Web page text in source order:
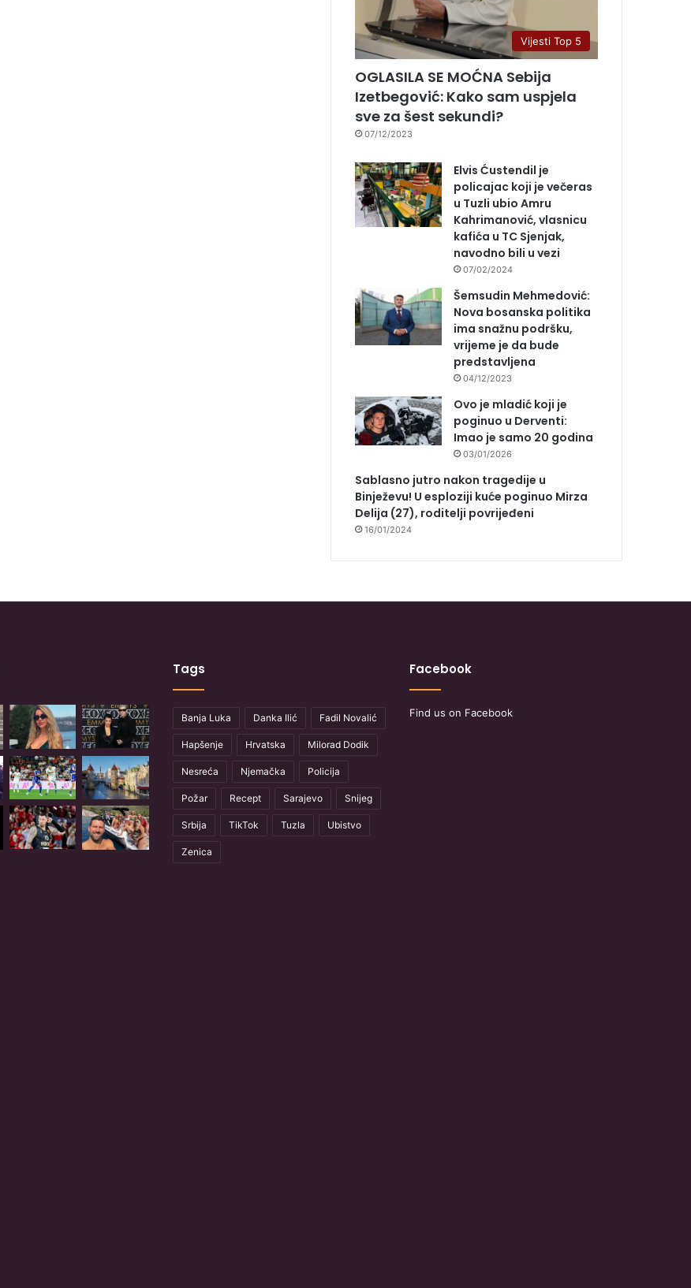
Vijesti Top 5
OGLASILA SE MOĆNA Sebija
Izetbegović: Kako sam uspjela
sve za šest sekundi?
07/12/2023
Elvis Ćustendil je
policajac koji je večeras
u Tuzli ubio Amru
Kahrimanović, vlasnicu
kafića u TC Sjenjak,
navodno bili u vezi
07/02/2024
Šemsudin Mehmedović:
Nova bosanska politika
ima snažnu podršku,
vrijeme je da bude
predstavljena
04/12/2023
Ovo je mladić koji je
poginuo u Derventi:
Imao je samo 20 godina
03/01/2026
Sablasno jutro nakon tragedije u
Binježevu! U esploziji kuće poginuo Mirza
Delija (27), roditelji povrijeđeni
16/01/2024
Tags
Banja Luka Danka Ilić Fadil Novalić
Hapšenje Hrvatska Milorad Dodik
Nesreća Njemačka Policija
Požar Recept Sarajevo Snijeg
Srbija TikTok Tuzla Ubistvo
Zenica
Facebook
Find us on Facebook